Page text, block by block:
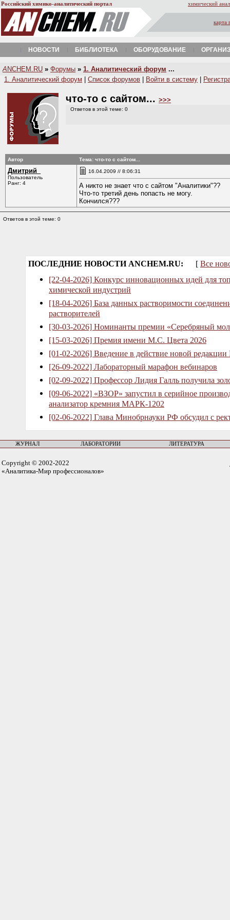
Российский химико-аналитический портал химический
карта
НОВОСТИ БИБЛИОТЕКА ОБОРУДОВАНИЕ
A NCHEM.RU » Форумы » 1. Аналитический форум ...
1. Аналитический форум
Список форумов Войти в систему
что-то с сайтом... >>>
Ответов в этой теме: 0
Автор Тема: что-то с сайтом...
Дмитрий_
Пользователь
Ранг: 4
16.04.2009 // 8:06:31
А никто не знает что с сайтом "Аналитики"??
Что-то третий день попасть не могу.
Кончился???
Ответов в этой теме: 0
ПОСЛЕДНИЕ НОВОСТИ ANCHEM.RU: [ Все
[22-04-2026] Конкурс инновационных идей для
химической индустрий
[18-04-2026] База данных растворимости
растворителей
[30-03-2026] Номинанты премии «Серебряный
[15-03-2026] Премия имени М.С. Цвета 2026
[01-02-2026] Введение в действие новой
[26-09-2022] Лабораторный марафон вебинаров
[02-09-2022] Профессор Лидия Галль получила
[09-06-2022] «ВЗОР» запустил в серийное
анализатор кремния МАРК-1202
[02-06-2022] Глава Минобрнауки РФ обсудил с
ЖУРНАЛ ЛАБОРАТОРИИ ЛИТЕРАТУРА
Copyright © 2002-2022
«Аналитика-Мир профессионалов»